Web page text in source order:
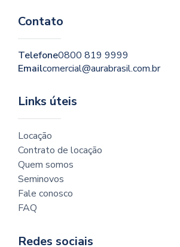
Contato
Telefone0800 819 9999
Emailcomercial@aurabrasil.com.br
Links úteis
Locação
Contrato de locação
Quem somos
Seminovos
Fale conosco
FAQ
Redes sociais